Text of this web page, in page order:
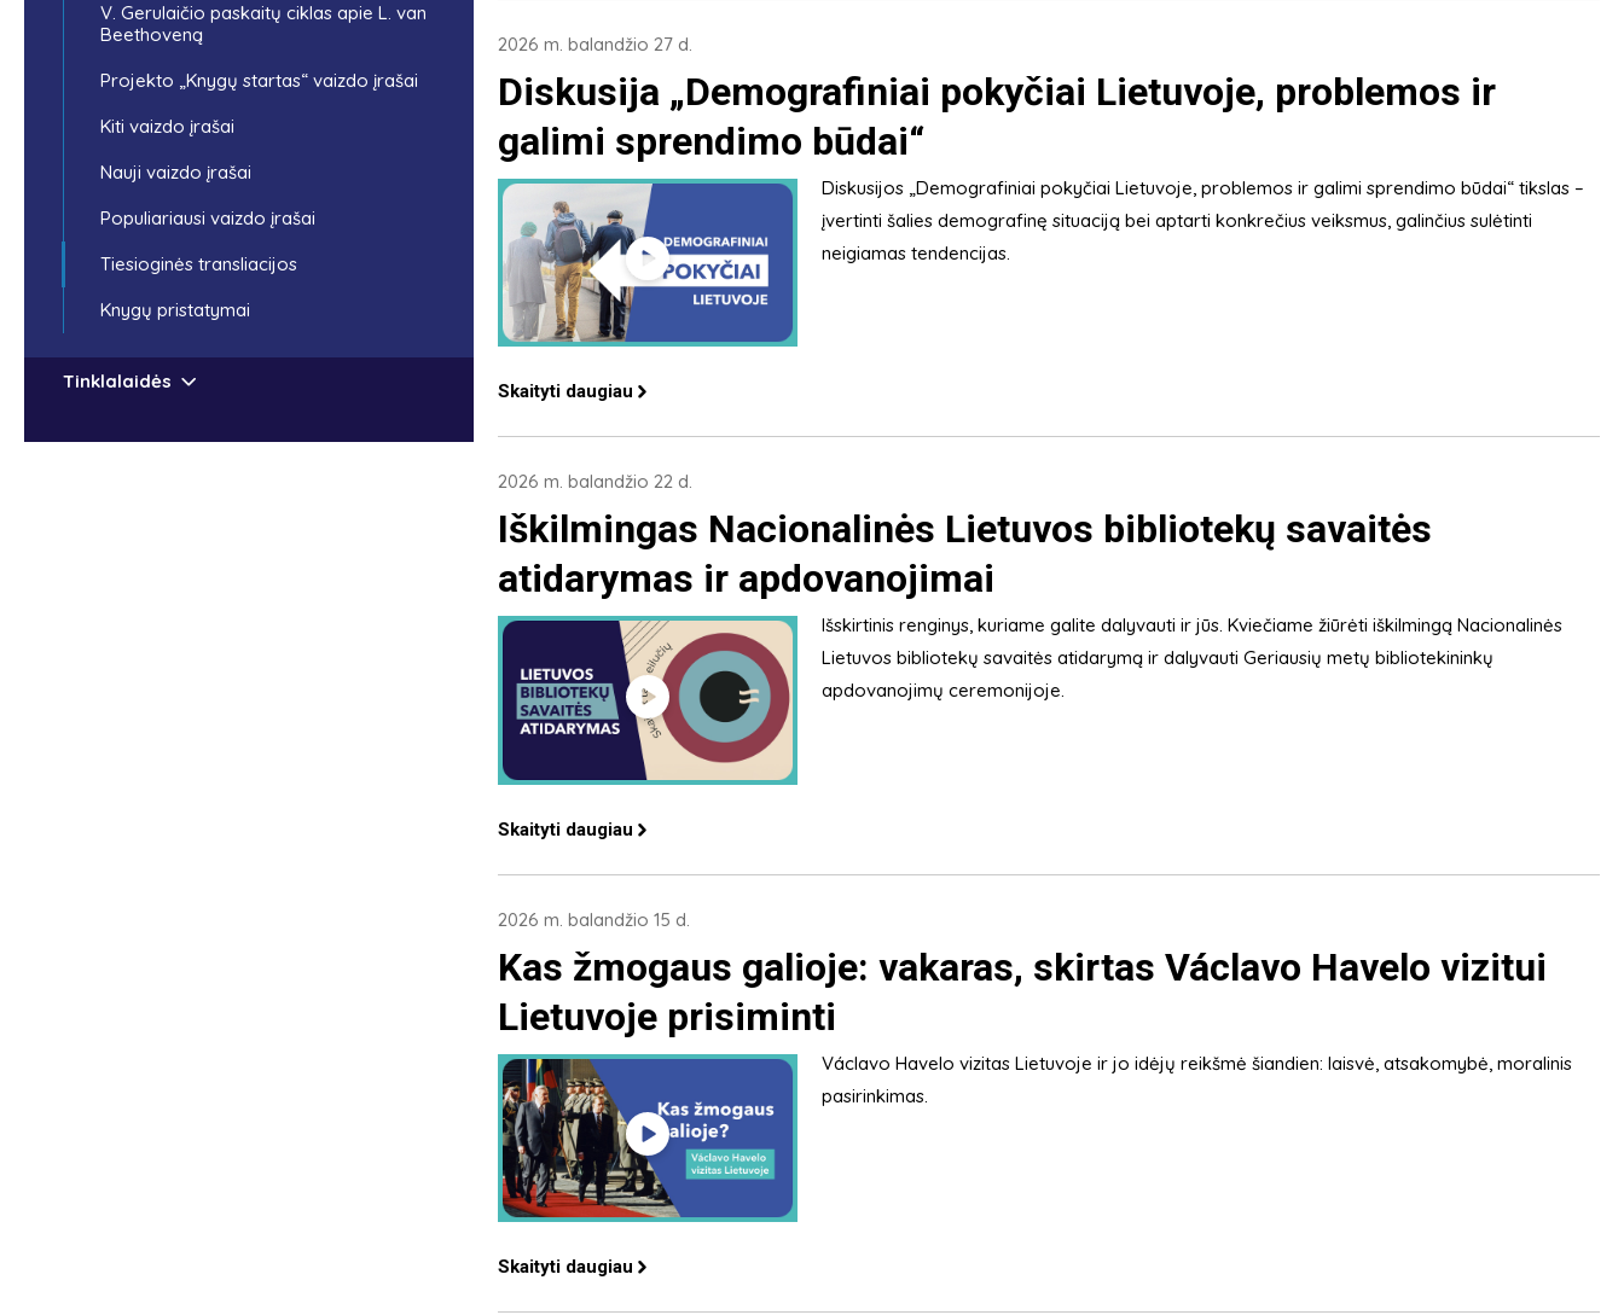
2026 m. balandžio 27 d.
Diskusija „Demografiniai pokyčiai Lietuvoje, problemos ir
galimi sprendimo būdai“
Diskusijos „Demografiniai pokyčiai Lietuvoje, problemos ir galimi sprendimo būdai“ tikslas –
įvertinti šalies demografinę situaciją bei aptarti konkrečius veiksmus, galinčius sulėtinti
neigiamas tendencijas.
Skaityti daugiau
2026 m. balandžio 22 d.
Iškilmingas Nacionalinės Lietuvos bibliotekų savaitės
atidarymas ir apdovanojimai
Išskirtinis renginys, kuriame galite dalyvauti ir jūs. Kviečiame žiūrėti iškilmingą Nacionalinės
Lietuvos bibliotekų savaitės atidarymą ir dalyvauti Geriausių metų bibliotekininkų
apdovanojimų ceremonijoje.
Skaityti daugiau
2026 m. balandžio 15 d.
Kas žmogaus galioje: vakaras, skirtas Václavo Havelo vizitui
Lietuvoje prisiminti
Václavo Havelo vizitas Lietuvoje ir jo idėjų reikšmė šiandien: laisvė, atsakomybė, moralinis
pasirinkimas.
Skaityti daugiau
V. Gerulaičio paskaitų ciklas apie L. van
Beethoveną
Projekto „Knygų startas“ vaizdo įrašai
Kiti vaizdo įrašai
Nauji vaizdo įrašai
Populiariausi vaizdo įrašai
Tiesioginės transliacijos
Knygų pristatymai
Tinklalaidės